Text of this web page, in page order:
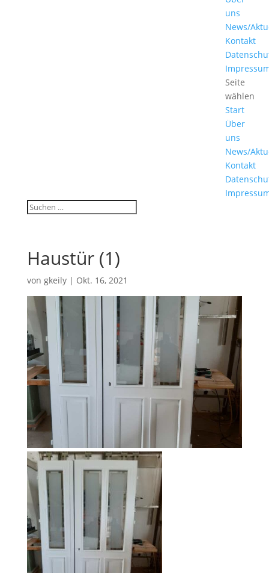
uns
News/
Kontakt
Seite
wählen
Start
Über
uns
News/
Kontakt
Haustür (1)
von gkeily| Okt. 16, 2021